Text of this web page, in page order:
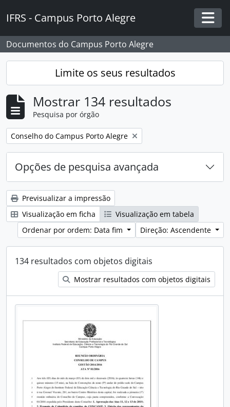
IFRS - Campus Porto Alegre
Documentos do Campus Porto Alegre
Limite os seus resultados
Mostrar 134 resultados
Pesquisa por órgão
Remover filtro:
Conselho do Campus Porto Alegre
Opções de pesquisa avançada
Previsualizar a impressão
Visualização em ficha
Visualização em tabela
Ordenar por ordem: Data fim
Direção: Ascendente
134 resultados com objetos digitais
Mostrar resultados com objetos digitais